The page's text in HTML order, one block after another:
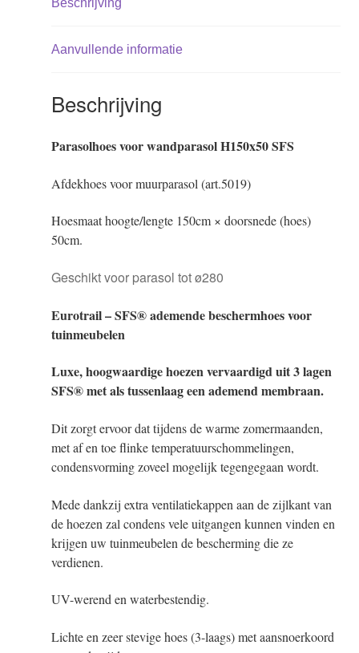
Aanvullende informatie
Beschrijving
Parasolhoes voor wandparasol H150x50 SFS
Afdekhoes voor muurparasol (art.5019)
Hoesmaat hoogte/lengte 150cm × doorsnede (hoes)
50cm.
Geschikt voor parasol tot ø280
Eurotrail – SFS® ademende beschermhoes voor
tuinmeubelen
Luxe, hoogwaardige hoezen vervaardigd uit 3 lagen
SFS® met als tussenlaag een ademend membraan.
Dit zorgt ervoor dat tijdens de warme zomermaanden,
met af en toe flinke temperatuurschommelingen,
condensvorming zoveel mogelijk tegengegaan wordt.
Mede dankzij extra ventilatiekappen aan de zijlkant van
de hoezen zal condens vele uitgangen kunnen vinden en
krijgen uw tuinmeubelen de bescherming die ze
verdienen.
UV-werend en waterbestendig.
Lichte en zeer stevige hoes (3-laags) met aansnoerkoord